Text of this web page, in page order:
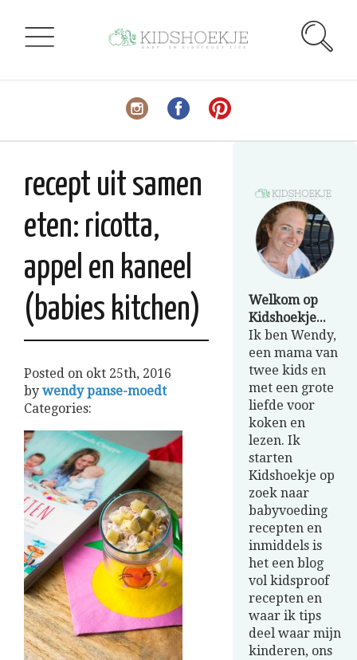
recept uit samen
eten: ricotta,
appel en kaneel
(babies kitchen)
Posted on okt 25th, 2016
by wendy panse-moedt
Categories:
Welkom op
Kidshoekje...
Ik ben Wendy,
een mama van
twee kids en
met een grote
liefde voor
koken en
lezen. Ik
starten
Kidshoekje op
zoek naar
babyvoeding
recepten en
inmiddels is
het een blog
vol kidsproof
recepten en
waar ik tips
deel waar mijn
kinderen, ons